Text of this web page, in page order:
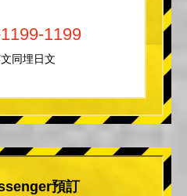
1199
同埋日文
預訂